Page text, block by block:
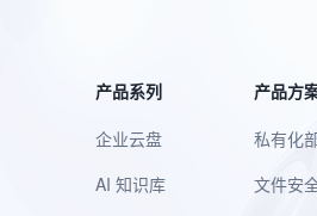
产品系列
企业云盘
AI 知识库
产品方
私有化
文件安